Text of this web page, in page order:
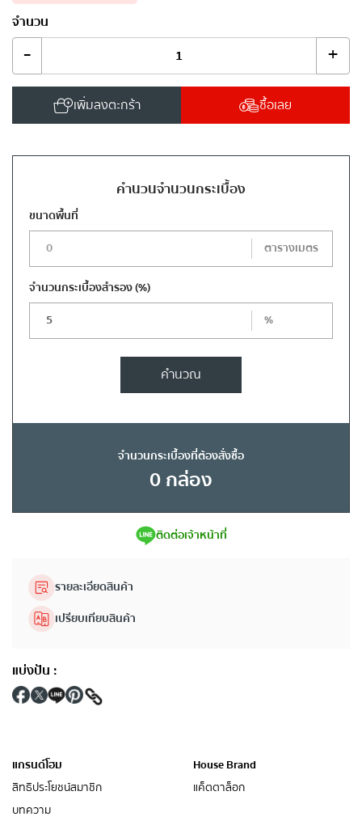
จำนวน
- +
เพิ่มลงตะกร้า ซื้อเลย
คำนวนจำนวนกระเบื้อง
ขนาดพื้นที่
ตารางเมตร
จำนวนกระเบื้องสำรอง(%)
%
คำนวณ
จำนวนกระเบื้องที่ต้องสั่งซื้อ
0กล่อง
ติดต่อเจ้าหน้าที่
รายละเอียดสินค้า
เปรียบเทียบสินค้า
แบ่งปัน :
แกรนด์โฮม
สิทธิประโยชน์สมาชิก
บทความ
House Brand
แค็ตตาล็อก